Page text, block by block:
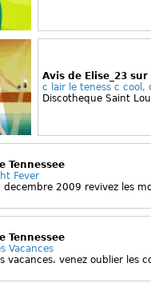
Avis de Elise_23 sur
c lair le teness c cool,
Discotheque Saint
Tennessee
Fever
decembre 2009 revivez les
Tennessee
Vacances
vacances. venez oublier les